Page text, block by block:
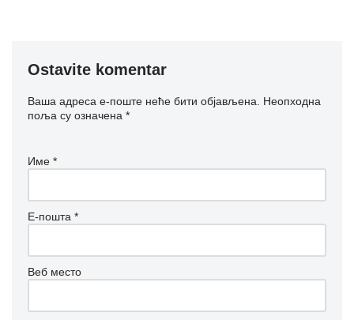
Ostavite komentar
Ваша адреса е-поште неће бити објављена. Неопходна
поља су означена *
Име *
Е-пошта *
Веб место